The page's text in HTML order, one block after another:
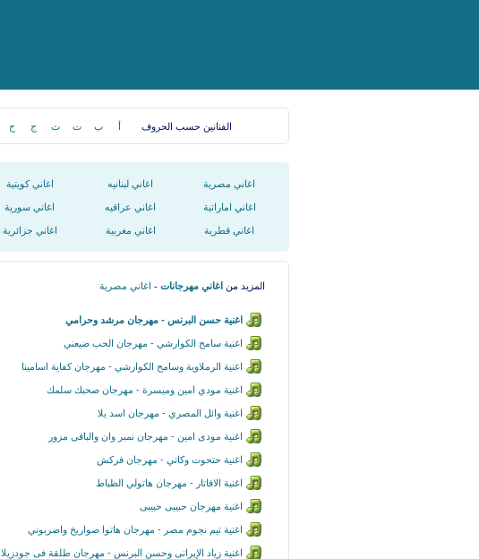
الفنانين حسب الحروف أ ب ت ث ج ح
اغاني مصرية اغاني لبنانيه اغاني كويتية
اغاني اماراتية اغاني عراقيه اغاني سورية
اغاني قطرية اغاني مغربية اغاني جزائرية
المزيد من اغاني مهرجانات - اغاني مصرية
اغنية حسن البرنس - مهرجان مرشد وحرامي
اغنية سامح الكوارشي - مهرجان الحب ضيعني
اغنية الرملاوية وسامح الكوارشي - مهرجان كفاية اسامينا
اغنية مودي امين وميسرة - مهرجان صحبك سلمك
اغنية وائل المصري - مهرجان اسد يلا
اغنية مودى امين - مهرجان نمبر وان والباقى مزور
اغنية حتحوت وكاتي - مهرجان فركش
اغنية الافاتار - مهرجان هاتولي الظباط
اغنية مهرجان حبيبى حبيبى
اغنية تيم نجوم مصر - مهرجان هاتوا صواريخ واضربوني
اغنية زياد الإيرانى وحسن البرنس - مهرجان طلقة فى جودزيلا